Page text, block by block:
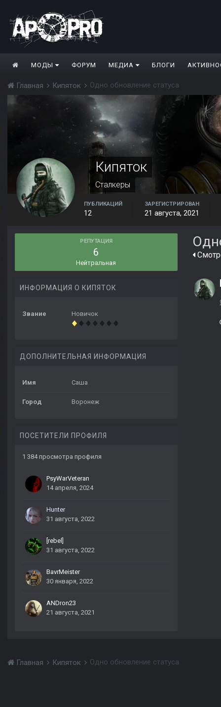
МОДЫ ФОРУМ МЕДИА БЛОГИ
Главная Кипяток Одно обновление статуса
Кипяток
Сталкеры
ПУБЛИКАЦИЙ
12
ЗАРЕГИСТРИРОВАН
21 августа, 2021
РЕПУТАЦИЯ
6
Нейтральная
ИНФОРМАЦИЯ О КИПЯТОК
Звание Новичок
ДОПОЛНИТЕЛЬНАЯ ИНФОРМАЦИЯ
Имя Саша
Город Воронеж
ПОСЕТИТЕЛИ ПРОФИЛЯ
1 384 просмотра профиля
PsyWarVeteran
14 апреля, 2024
Hunter
31 августа, 2022
[rebel]
31 августа, 2022
BavrMeister
30 января, 2022
ANDron23
21 августа, 2021
Главная Кипяток Одно обновление статуса